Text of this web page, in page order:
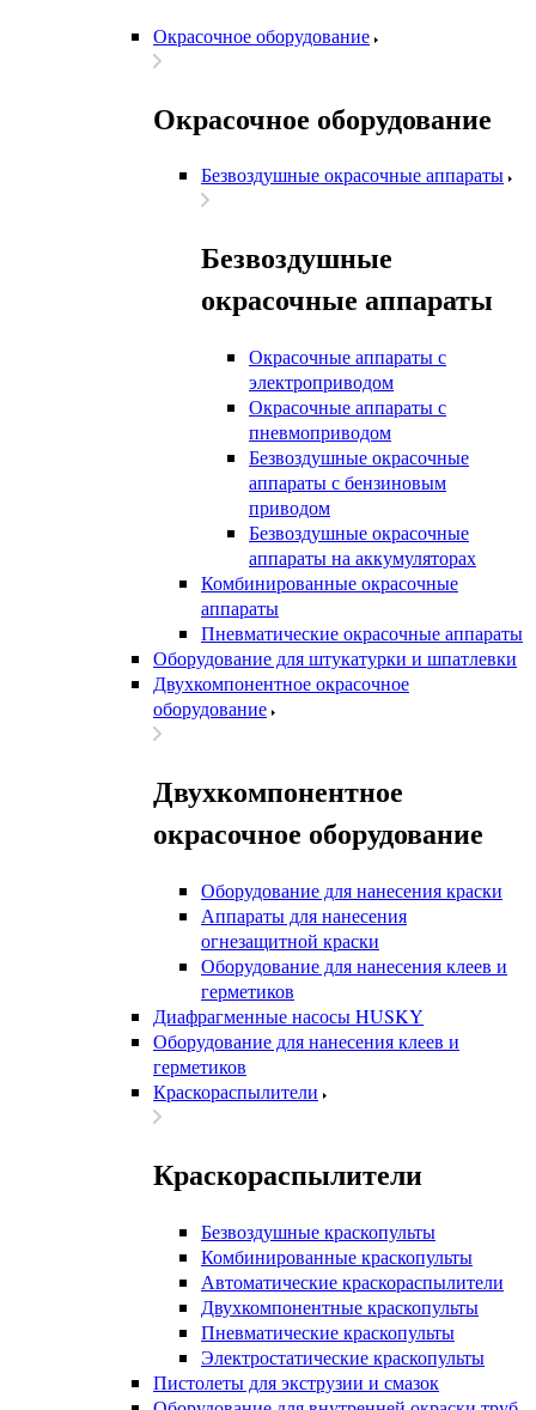
Окрасочное оборудование
Окрасочное оборудование
Безвоздушные окрасочные аппараты
Безвоздушные
окрасочные аппараты
Окрасочные аппараты с
электроприводом
Окрасочные аппараты с
пневмоприводом
Безвоздушные окрасочные
аппараты с бензиновым
приводом
Безвоздушные окрасочные
аппараты на аккумуляторах
Комбинированные окрасочные
аппараты
Пневматические окрасочные аппараты
Оборудование для штукатурки и шпатлевки
Двухкомпонентное окрасочное
оборудование
Двухкомпонентное
окрасочное оборудование
Оборудование для нанесения краски
Аппараты для нанесения
огнезащитной краски
Оборудование для нанесения клеев и
герметиков
Диафрагменные насосы HUSKY
Оборудование для нанесения клеев и
герметиков
Краскораспылители
Краскораспылители
Безвоздушные краскопульты
Комбинированные краскопульты
Автоматические краскораспылители
Двухкомпонентные краскопульты
Пневматические краскопульты
Электростатические краскопульты
Пистолеты для экструзии и смазок